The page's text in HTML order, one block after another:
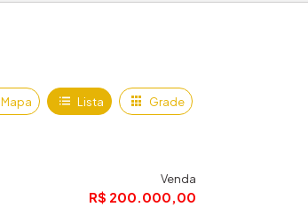
Mapa Lista Grade
Venda
R$ 200.000,00